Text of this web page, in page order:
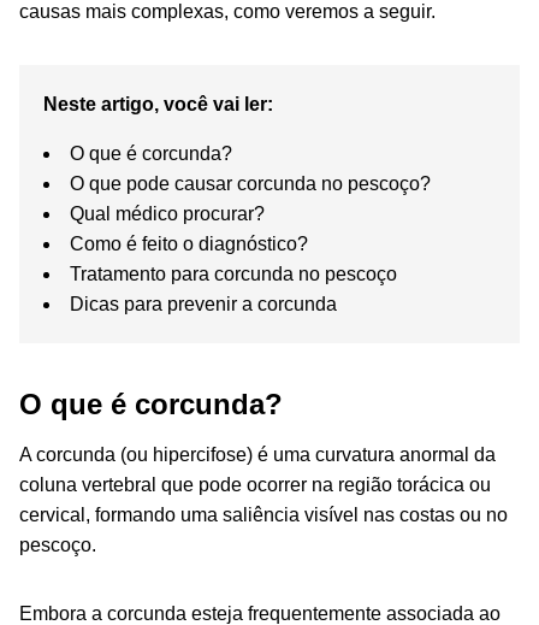
causas mais complexas, como veremos a seguir.
Neste artigo, você vai ler:
O que é corcunda?
O que pode causar corcunda no pescoço?
Qual médico procurar?
Como é feito o diagnóstico?
Tratamento para corcunda no pescoço
Dicas para prevenir a corcunda
O que é corcunda?
A corcunda (ou hipercifose) é uma curvatura anormal da
coluna vertebral que pode ocorrer na região torácica ou
cervical, formando uma saliência visível nas costas ou no
pescoço.
Embora a corcunda esteja frequentemente associada ao